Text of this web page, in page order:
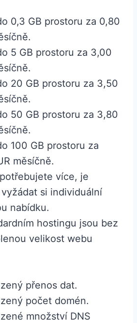
0,3 GB prostoru za 0,80
5 GB prostoru za 3,00
20 GB prostoru za 3,50
50 GB prostoru za 3,80
100 GB prostoru za
měsíčně.
více, je
si individuální
nabídku.
hostingu jsou bez
velikost webu
přenos dat.
počet domén.
množství DNS